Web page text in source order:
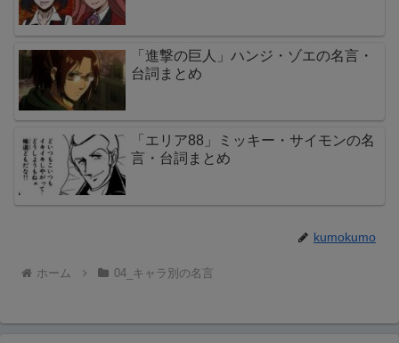
「進撃の巨人」ハンジ・ゾエの名言・
台詞まとめ
「エリア88」ミッキー・サイモンの名
言・台詞まとめ
kumokumo
ホーム 04_キャラ別の名言